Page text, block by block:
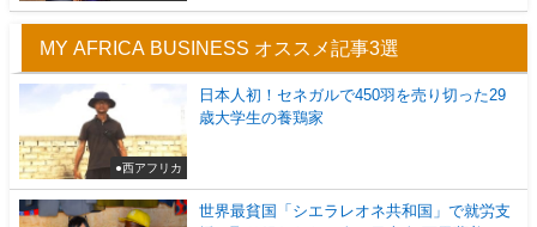
MY AFRICA BUSINESS オススメ記事3選
●西アフリカ
日本人初！セネガルで450羽を売り切った29
歳大学生の養鶏家
世界最貧国「シエラレオネ共和国」で就労支